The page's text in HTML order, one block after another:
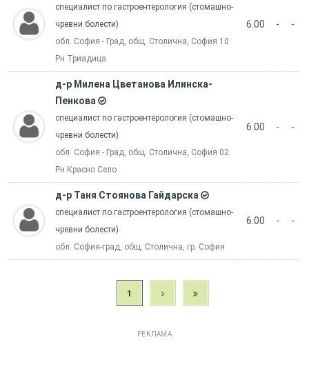
специалист по гастроентерология (стомашно-
чревни болести)
обл. София - Град, общ. Столична, София 10
Рн Триадица
6.00 - -
д-р Милена Цветанова Илинска-
Пенкова
специалист по гастроентерология (стомашно-
чревни болести)
обл. София - Град, общ. Столична, София 02
Рн Красно Село
6.00 - -
д-р Таня Стоянова Гайдарска
специалист по гастроентерология (стомашно-
чревни болести)
обл. София-град, общ. Столична, гр. София
6.00 - -
1
РЕКЛАМА